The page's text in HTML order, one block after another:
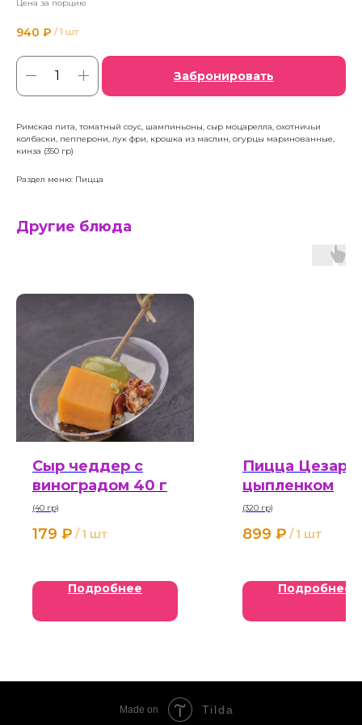
Цена за порцию
940 ₽ / 1 шт
Забронировать
Римская пита, томатный соус, шампиньоны, сыр моцарелла, охотничьи
колбаски, пепперони, лук фри, крошка из маслин, огурцы маринованные,
кинза (350 гр)
Раздел меню: Пицца
Другие блюда
Сыр чеддер с
виноградом 40 г
(40 гр)
179 ₽ / 1 шт
Подробнее
Пицца Цезарь
цыпленком
(320 гр)
899 ₽ / 1 шт
Подробнее
Made on Tilda